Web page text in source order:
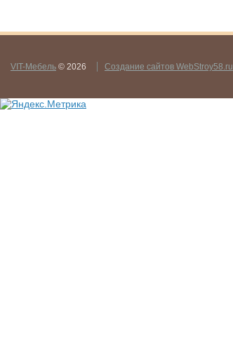
VIT-Мебель © 2026 Создание сайтов WebStroy58.ru